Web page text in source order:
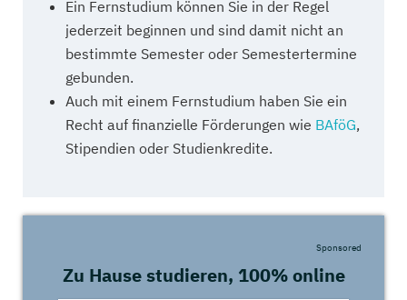
Ein Fernstudium können Sie in der Regel
jederzeit beginnen und sind damit nicht an
bestimmte Semester oder Semestertermine
gebunden.
Auch mit einem Fernstudium haben Sie ein
Recht auf finanzielle Förderungen wie BAföG,
Stipendien oder Studienkredite.
Zu Hause studieren, 100% online
Sponsored